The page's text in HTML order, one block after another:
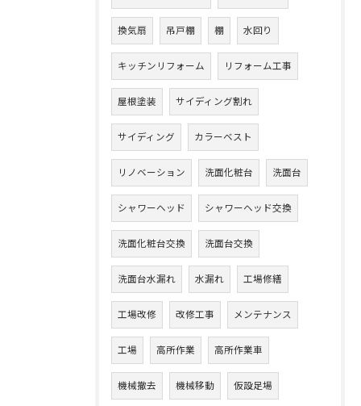
換気扇 吊戸棚 棚 水回り
キッチンリフォーム リフォーム工事
屋根塗装 サイディング割れ
サイディング カラーベスト
リノベーション 洗面化粧台 洗面台
シャワーヘッド シャワーヘッド交換
洗面化粧台交換 洗面台交換
洗面台水漏れ 水漏れ 工場修繕
工場改修 改修工事 メンテナンス
工場 高所作業 高所作業車
機械撤去 機械移動 仮設足場